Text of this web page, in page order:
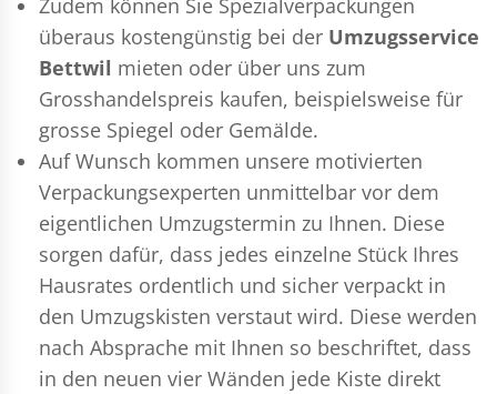
überaus kostengünstig bei der Umzugsservice
Bettwil mieten oder über uns zum
Grosshandelspreis kaufen, beispielsweise für
grosse Spiegel oder Gemälde.
Auf Wunsch kommen unsere motivierten
Verpackungsexperten unmittelbar vor dem
eigentlichen Umzugstermin zu Ihnen. Diese
sorgen dafür, dass jedes einzelne Stück Ihres
Hausrates ordentlich und sicher verpackt in
den Umzugskisten verstaut wird. Diese werden
nach Absprache mit Ihnen so beschriftet, dass
in den neuen vier Wänden jede Kiste direkt